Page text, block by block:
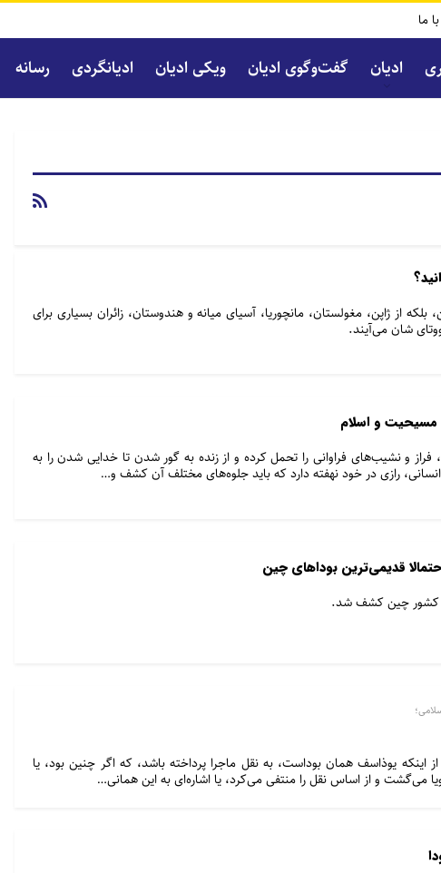
ما
ادیان گفت‌و‌گوی ادیان ویکی ادیان ادیانگردی رسانه
از ژاپن، مغولستان، مانچوریا، آسیای میانه و هندوستان، زائران بسیاری برای
شان می‌آیند.
مسیحیت و اسلام
و نشیب‌های فراوانی را تحمل کرده و از زنده به گور شدن تا خدایی شدن را به
رازی در خود نهفته دارد که باید جلوه‌های مختلف آن کشف و…
قدیمی‌ترین بوداهای چین
کشور چین کشف شد.
یوذاسف همان بوداست، به نقل ماجرا پرداخته باشد، که اگر چنین بود، یا
می‌گشت و از اساس نقل را منتفی می‌کرد، یا اشاره‌ای به این همانی…